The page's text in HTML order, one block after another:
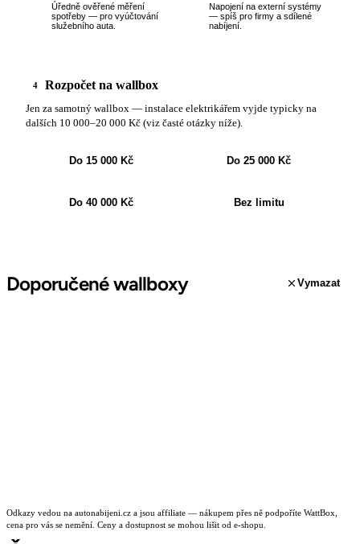
Úředně ověřené měření
spotřeby — pro vyúčtování
služebního auta.
Napojení na externí systémy
— spíš pro firmy a sdílené
nabíjení.
4 Rozpočet na wallbox
Jen za samotný wallbox — instalace elektrikářem vyjde typicky na
dalších 10 000–20 000 Kč (viz časté otázky níže).
Do 15 000 Kč Do 25 000 Kč
Do 40 000 Kč Bez limitu
Doporučené wallboxy Vymazat
Odkazy vedou na autonabijeni.cz a jsou affiliate — nákupem přes ně podpoříte WattBox,
cena pro vás se nemění. Ceny a dostupnost se mohou lišit od e-shopu.